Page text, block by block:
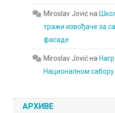
Miroslav Jovićна
тражи извођаче за
фасаде
Miroslav Jovićна
Националном сабору
АРХИВЕ